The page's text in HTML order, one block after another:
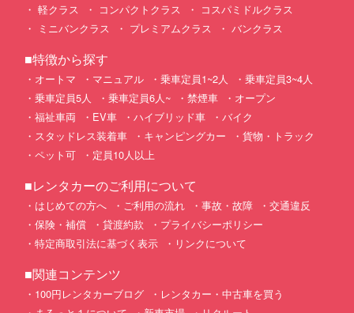
軽クラス コンパクトクラス
コスパミドルクラス
ミニバンクラス
プレミアムクラス バンクラス
■特徴から探す
オートマ マニュアル 乗車定員1~2人
乗車定員3~4人
乗車定員5人
乗車定員6人~ 禁煙車
オープン
福祉車両
EV車 ハイブリッド車
バイク
スタッドレス装着車
キャンピングカー
貨物・トラック
ペット可
定員10人以上
■レンタカーのご利用について
はじめての方へ ご利用の流れ 事故・故障
交通違反
保険・補償
貸渡約款
プライバシーポリシー
特定商取引法に基づく表示
リンクについて
■関連コンテンツ
100円レンタカーブログ
レンタカー・中古車を買う